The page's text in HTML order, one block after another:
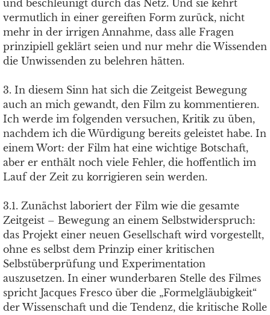
und beschleunigt durch das Netz. Und sie kehrt
vermutlich in einer gereiften Form zurück, nicht
mehr in der irrigen Annahme, dass alle Fragen
prinzipiell geklärt seien und nur mehr die Wissenden
die Unwissenden zu belehren hätten.
3. In diesem Sinn hat sich die Zeitgeist Bewegung
auch an mich gewandt, den Film zu kommentieren.
Ich werde im folgenden versuchen, Kritik zu üben,
nachdem ich die Würdigung bereits geleistet habe. In
einem Wort: der Film hat eine wichtige Botschaft,
aber er enthält noch viele Fehler, die hoffentlich im
Lauf der Zeit zu korrigieren sein werden.
3.1. Zunächst laboriert der Film wie die gesamte
Zeitgeist – Bewegung an einem Selbstwiderspruch:
das Projekt einer neuen Gesellschaft wird vorgestellt,
ohne es selbst dem Prinzip einer kritischen
Selbstüberprüfung und Experimentation
auszusetzen. In einer wunderbaren Stelle des Filmes
spricht Jacques Fresco über die „Formelgläubigkeit“
der Wissenschaft und die Tendenz, die kritische Rolle